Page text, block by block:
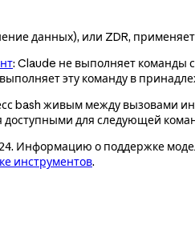
данных), или ZDR,
: Claude не выполняет команды
эту команду в
bash живым между вызовами
для следующей
. Информацию о поддержке
инструментов.